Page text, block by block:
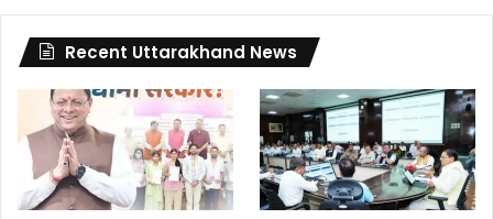
Recent Uttarakhand News